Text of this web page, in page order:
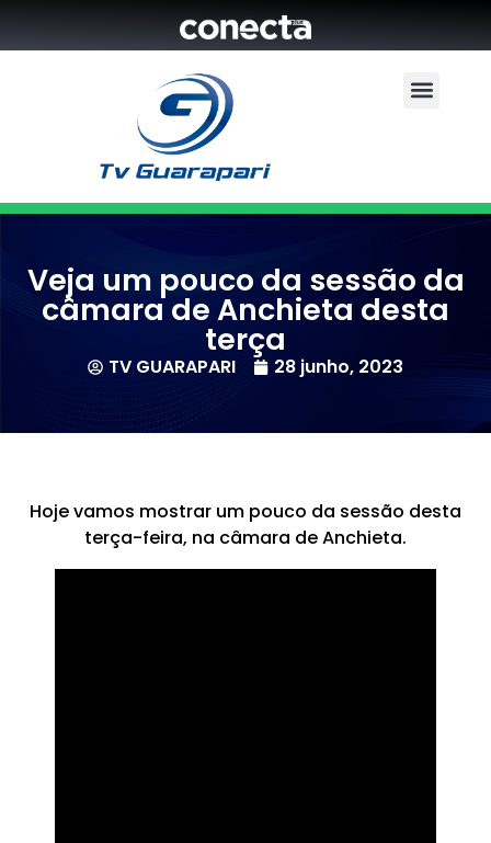
Veja um pouco da sessão da
câmara de Anchieta desta
terça
TV GUARAPARI 28 junho, 2023
Hoje vamos mostrar um pouco da sessão desta
terça-feira, na câmara de Anchieta.